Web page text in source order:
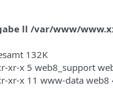
ll /var/www/
132K
xr-x 5 web8_support
xr-x 11 www-data web8